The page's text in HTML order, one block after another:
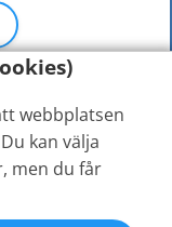
webbplatsen
kan välja
men du får